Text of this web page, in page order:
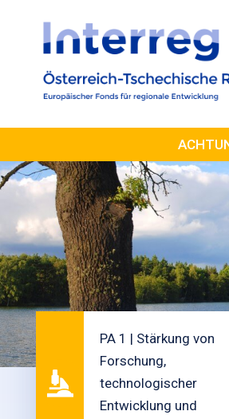
PA 1 | Stärkung von
Forschung,
technologischer
Entwicklung und